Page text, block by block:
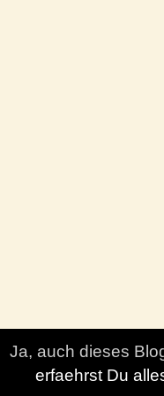
Ja, auch dieses
erfaehrst Du